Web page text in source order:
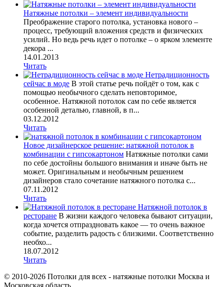
Натяжные потолки – элемент индивидуальности
Преображение старого потолка, установка нового –
процесс, требующий вложения средств и физических
усилий. Но ведь речь идет о потолке – о ярком элементе
декора ...
14.01.2013
Читать
Нетрадиционность
сейчас в моде В этой статье речь пойдёт о том, как с
помощью необычного сделать неповторимое,
особенное. Натяжной потолок сам по себе является
особенной деталью, главной, в п...
03.12.2012
Читать
Новое дизайнерское решение: натяжной потолок в
комбинации с гипсокартоном Натяжные потолки сами
по себе достойны большого внимания и иначе быть не
может. Оригинальным и необычным решением
дизайнеров стало сочетание натяжного потолка с...
07.11.2012
Читать
Натяжной потолок в
ресторане В жизни каждого человека бывают ситуации,
когда хочется отпраздновать какое — то очень важное
событие, разделить радость с близкими. Соответственно
необхо...
18.07.2012
Читать
© 2010-2026 Потолки для всех - натяжные потолки Москва и
Московская область